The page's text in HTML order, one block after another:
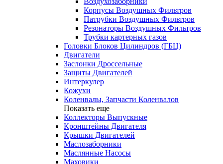
Корпусы Воздушных Фильтров
Патрубки Воздушных Фильтров
Резонаторы Воздушных Фильтров
Трубки картерных газов
Головки Блоков Цилиндров (ГБЦ)
Двигатели
Заслонки Дроссельные
Защиты Двигателей
Интеркулер
Кожухи
Коленвалы, Запчасти Коленвалов
Показать еще
Коллекторы Выпускные
Кронштейны Двигателя
Крышки Двигателей
Маслозаборники
Маслянные Насосы
Маховики